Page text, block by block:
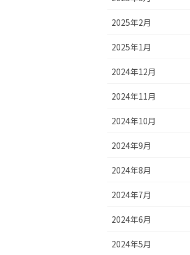
2025年2月
2025年1月
2024年12月
2024年11月
2024年10月
2024年9月
2024年8月
2024年7月
2024年6月
2024年5月